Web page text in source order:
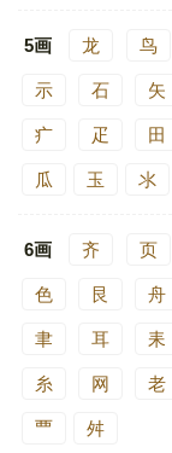
5画 龙 鸟
示 石 矢
疒 疋 田
瓜 玉 氺
6画 齐 页
色 艮 舟
聿 耳 耒
糸 网 老
覀 舛